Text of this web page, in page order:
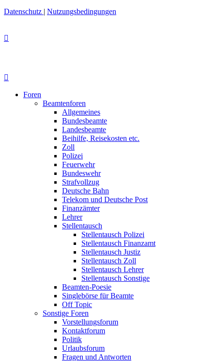
Datenschutz | Nutzungsbedingungen
Foren
Beamtenforen
Allgemeines
Bundesbeamte
Landesbeamte
Beihilfe, Reisekosten etc.
Zoll
Polizei
Feuerwehr
Bundeswehr
Strafvollzug
Deutsche Bahn
Telekom und Deutsche Post
Finanzämter
Lehrer
Stellentausch
Stellentausch Polizei
Stellentausch Finanzamt
Stellentausch Justiz
Stellentausch Zoll
Stellentausch Lehrer
Stellentausch Sonstige
Beamten-Poesie
Singlebörse für Beamte
Off Topic
Sonstige Foren
Vorstellungsforum
Kontaktforum
Politik
Urlaubsforum
Fragen und Antworten